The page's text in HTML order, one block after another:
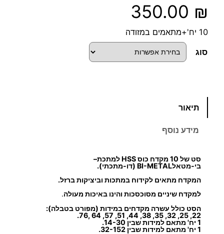
350.00 ₪
10 יח'+מתאמים במזודה
סוג
כ
ו
תיאור
מידע נוסף
סט של 10 מקדח כוס HSS למתכת
–
בי-מטאלBI-METAL (דו-מתכתי).
המקדח מתאים לקידוח במתכות וביציקות ברזל.
למקדח שיניים מסוכסכות והינו באיכות מעולה.
הסט כולל עשרה מקדחים במידות (מפורט בטבלה):
22, 25, 32, 35, 38, 44, 51, 57, 64 ,76.
1 יח'
מתאם למידות שבין 14-30
.
1 יח' מתאם למידות שבין 32-152.